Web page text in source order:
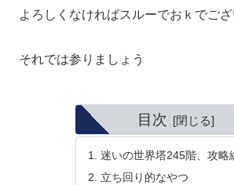
よろしくなければスルーでおｋでご
それでは参りましょう
目次
迷いの世界塔245階、攻略
立ち回り的なやつ